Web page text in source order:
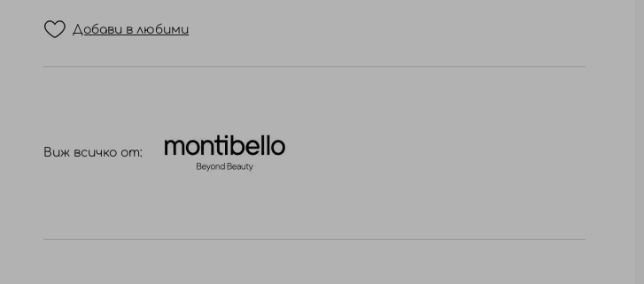
Добави в любими
Виж всичко от: